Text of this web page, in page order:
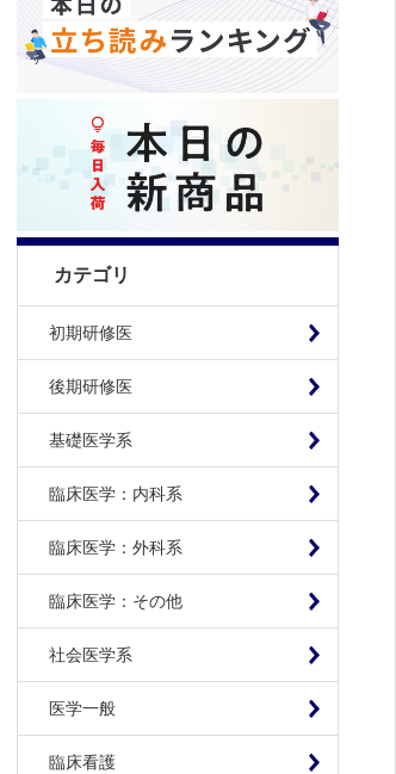
カテゴリ
初期研修医
後期研修医
基礎医学系
臨床医学：内科系
臨床医学：外科系
臨床医学：その他
社会医学系
医学一般
臨床看護